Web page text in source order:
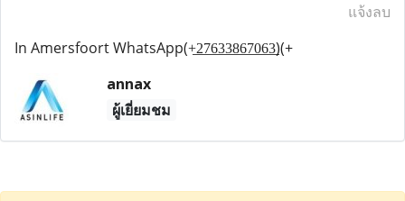
แจ้งลบ
In Amersfoort WhatsApp(+̲2̲7̲6̲3̲3̲8̲6̲7̲0̲6̲3̲)(+
annax
ผู้เยี่ยมชม